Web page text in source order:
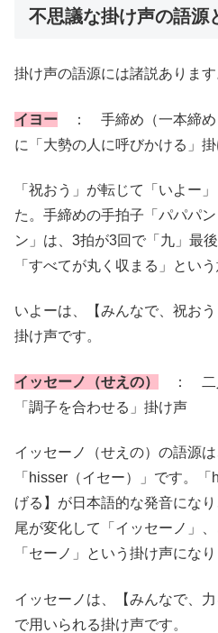
不思議な掛け声の語源
掛け声の語源には諸説あります
イヨー ： 手締め（一本締め
に「大勢の人に呼びかける」
「祝おう」が転じて「いよー
た。手締めの手拍子「パパ
ン」は、3拍が3回で「九」最
「すべてが丸く収まる」とい
いよーは、【みんなで、祝お
掛け声です。
イッセーノ（せえの）
： 二
「調子を合わせる」掛け声
イッセーノ（せえの）の語源
「hisser（イセー）」です。
げる】が日本語的な発音にな
尾が変化して「イッセーノ」
「セーノ」という掛け声になり
イッセーノは、【みんなで、
で用いられる掛け声です。